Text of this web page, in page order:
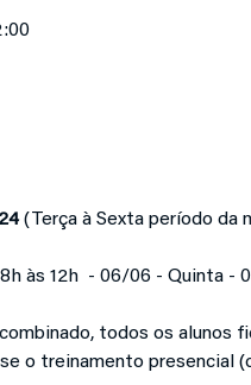
(Terça à Sexta período da
às 12h  - 06/06 - Quinta -
todos os alunos
o treinamento presencial